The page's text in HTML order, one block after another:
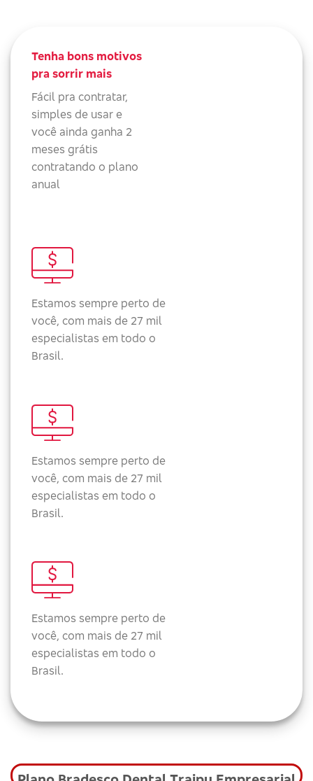
Tenha bons motivos
pra sorrir mais
Fácil pra contratar,
simples de usar e
você ainda ganha 2
meses grátis
contratando o plano
anual
Estamos sempre perto de
você, com mais de 27 mil
especialistas em todo o
Brasil.
Estamos sempre perto de
você, com mais de 27 mil
especialistas em todo o
Brasil.
Estamos sempre perto de
você, com mais de 27 mil
especialistas em todo o
Brasil.